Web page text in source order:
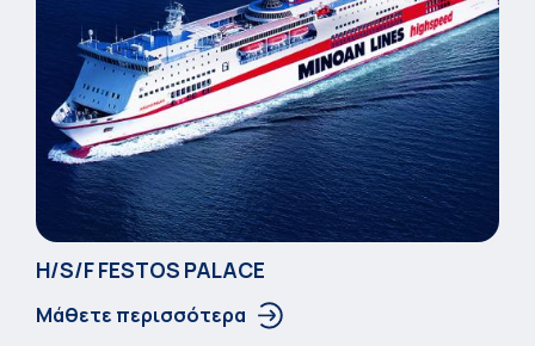
Η/S/F FESTOS PALACΕ
Μάθετε περισσότερα